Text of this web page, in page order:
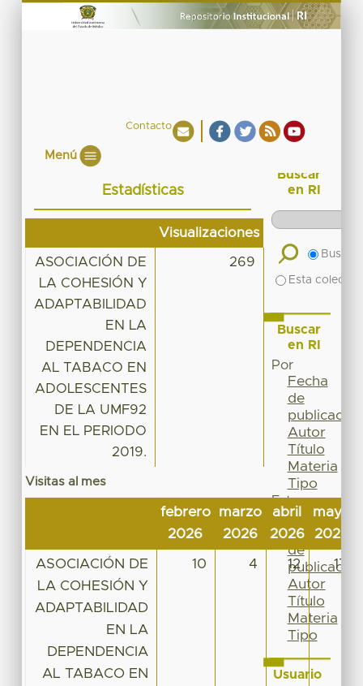
Contacto
Menú
Estadísticas
Visualizaciones
ASOCIACIÓN DE
LA COHESIÓN Y
ADAPTABILIDAD
EN LA
DEPENDENCIA
AL TABACO EN
ADOLESCENTES
DE LA UMF92
EN EL PERIODO
2019.
269
Visitas al mes
febrero
2026
marzo
2026
abril
2026
mayo
2026
ASOCIACIÓN DE
LA COHESIÓN Y
ADAPTABILIDAD
EN LA
DEPENDENCIA
AL TABACO EN
10 4 12 17
Buscar
en RI
Buscar
Esta
Buscar
en RI
Por
Fecha
de
publicación
Autor
Título
Materia
Tipo
Esta
colección
Fecha
de
publicación
Autor
Título
Materia
Tipo
Usuario